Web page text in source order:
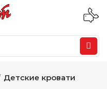
Детские кровати